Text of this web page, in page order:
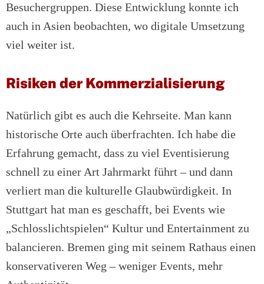
Besuchergruppen. Diese Entwicklung konnte ich
auch in Asien beobachten, wo digitale Umsetzung
viel weiter ist.
Risiken der Kommerzialisierung
Natürlich gibt es auch die Kehrseite. Man kann
historische Orte auch überfrachten. Ich habe die
Erfahrung gemacht, dass zu viel Eventisierung
schnell zu einer Art Jahrmarkt führt – und dann
verliert man die kulturelle Glaubwürdigkeit. In
Stuttgart hat man es geschafft, bei Events wie
„Schlosslichtspielen“ Kultur und Entertainment zu
balancieren. Bremen ging mit seinem Rathaus einen
konservativeren Weg – weniger Events, mehr